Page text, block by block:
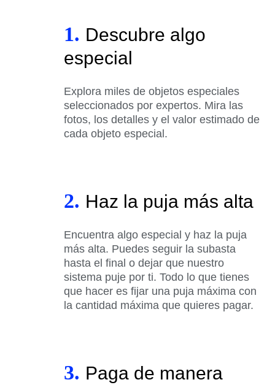
1. Descubre algo
especial
Explora miles de objetos especiales
seleccionados por expertos. Mira las
fotos, los detalles y el valor estimado de
cada objeto especial.
2. Haz la puja más alta
Encuentra algo especial y haz la puja
más alta. Puedes seguir la subasta
hasta el final o dejar que nuestro
sistema puje por ti. Todo lo que tienes
que hacer es fijar una puja máxima con
la cantidad máxima que quieres pagar.
3. Paga de manera